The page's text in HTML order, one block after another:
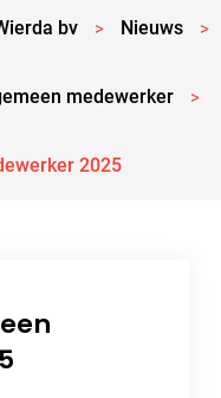
bv > Nieuws >
medewerker >
2025